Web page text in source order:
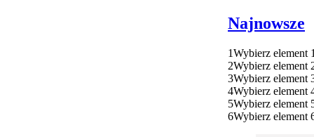
Najnowsze
1Wybierz element
2Wybierz element
3Wybierz element
4Wybierz element
5Wybierz element
6Wybierz element